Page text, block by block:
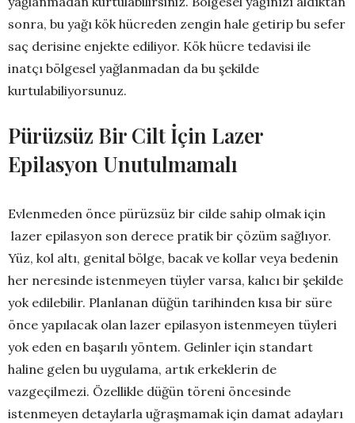
sonra, bu yağı kök hücreden zengin hale getirip bu sefer
saç derisine enjekte ediliyor. Kök hücre tedavisi ile
inatçı bölgesel yağlanmadan da bu şekilde
kurtulabiliyorsunuz.
Pürüzsüz Bir Cilt İçin Lazer
Epilasyon Unutulmamalı
Evlenmeden önce pürüzsüz bir cilde sahip olmak için
lazer epilasyon son derece pratik bir çözüm sağlıyor.
Yüz, kol altı, genital bölge, bacak ve kollar veya bedenin
her neresinde istenmeyen tüyler varsa, kalıcı bir şekilde
yok edilebilir. Planlanan düğün tarihinden kısa bir süre
önce yapılacak olan lazer epilasyon istenmeyen tüyleri
yok eden en başarılı yöntem. Gelinler için standart
haline gelen bu uygulama, artık erkeklerin de
vazgeçilmezi. Özellikle düğün töreni öncesinde
istenmeyen detaylarla uğraşmamak için damat adayları